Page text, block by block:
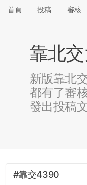
首頁 投稿 審核
靠北
新版靠北
都有了審
發出投稿文
#靠交4390